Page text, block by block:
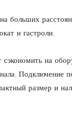
больших
и гастроли.
сэкономить на
Подключение
размер и